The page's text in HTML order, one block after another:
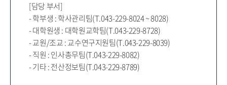
[담당 부서]
- 학부생 : 학사관리팀(T.043-229-8024 ~ 8028)
- 대학원생 : 대학원교학팀(T.043-229-8728)
- 교원/조교 : 교수연구지원팀(T.043-229-8039)
- 직원 : 인사총무팀(T.043-229-8082)
- 기타 : 전산정보팀(T.043-229-8789)